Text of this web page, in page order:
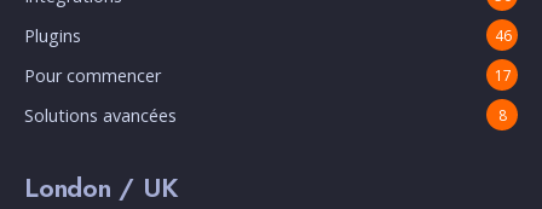
Plugins 46
Pour commencer 17
Solutions avancées 8
London / UK